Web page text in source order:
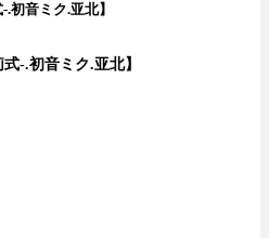
初音ミク.亚北】
-.初音ミク.亚北】